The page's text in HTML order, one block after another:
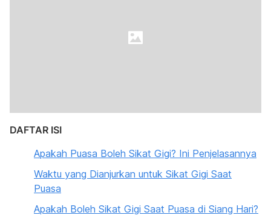
DAFTAR ISI
Apakah Puasa Boleh Sikat Gigi? Ini Penjelasannya
Waktu yang Dianjurkan untuk Sikat Gigi Saat
Puasa
Apakah Boleh Sikat Gigi Saat Puasa di Siang Hari?